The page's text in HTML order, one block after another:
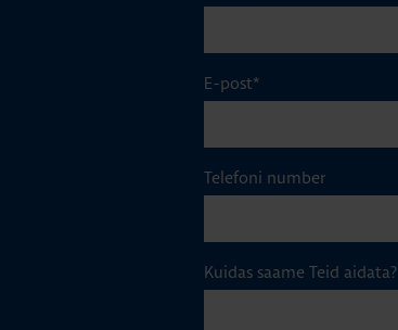
E-post*
Telefoni number
Kuidas saame Teid aidata?